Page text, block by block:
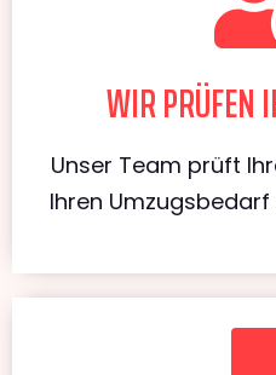
WIR PRÜFEN
Unser Team prüft
Ihren